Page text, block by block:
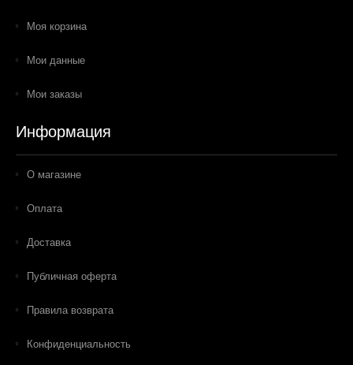
Моя корзина
Мои данные
Мои заказы
Информация
О магазине
Оплата
Доставка
Публичная оферта
Правила возврата
Конфиденциальность